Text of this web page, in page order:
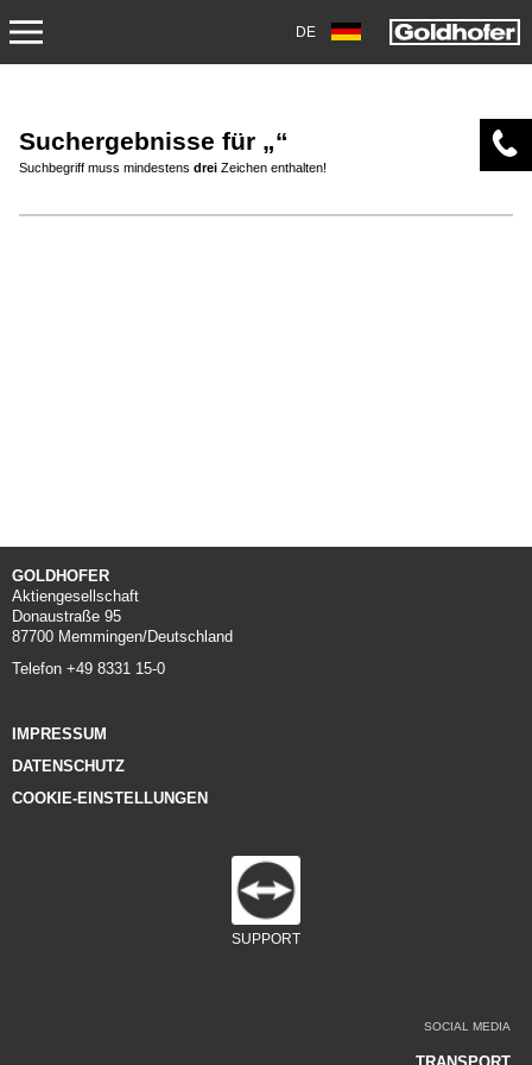
DE
EINSATZBEREICHE
Suchergebnisse für „“
Suchbegriff muss mindestens drei Zeichen enthalten!
GOLDHOFER
Aktiengesellschaft
Donaustraße 95
87700 Memmingen/Deutschland
Telefon +49 8331 15-0
IMPRESSUM
DATENSCHUTZ
COOKIE-EINSTELLUNGEN
SUPPORT
SOCIAL MEDIA